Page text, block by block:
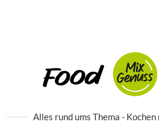
Alles rund ums Thema -